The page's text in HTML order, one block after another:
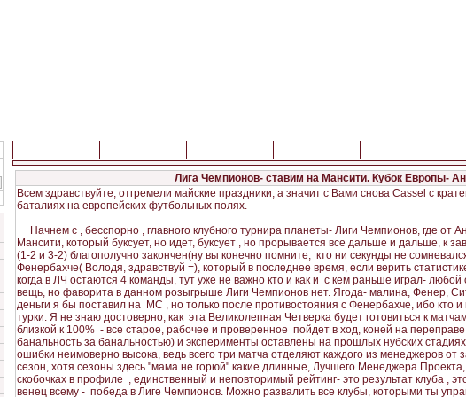
Лига Чемпионов- ставим на Мансити. Кубок Европы-
Всем здравствуйте, отгремели майские праздники, а значит с Вами снова Cassel с
баталиях на европейских футбольных полях.
Начнем с , бесспорно , главного клубного турнира планеты- Лиги Чемпионов, где от
Мансити, который буксует, но идет, буксует , но прорывается все дальше и дальше, к
(1-2 и 3-2) благополучно закончен(ну вы конечно помните, кто ни секунды не
Фенербахче( Володя, здравствуй =), который в последнее время, если верить
когда в ЛЧ остаются 4 команды, тут уже не важно кто и как и с кем раньше играл-
вещь, но фаворита в данном розыгрыше Лиги Чемпионов нет. Ягода- малина, Фенер,
деньги я бы поставил на МС , но только после противостояния с Фенербахче, ибо кто
турки. Я не знаю достоверно, как эта Великолепная Четверка будет готовиться к
близкой к 100% - все старое, рабочее и проверенное пойдет в ход, коней на
банальность за банальностью) и эксперименты оставлены на прошлых нубских
ошибки неимоверно высока, ведь всего три матча отделяют каждого из менеджеров от
сезон, хотя сезоны здесь "мама не горюй" какие длинные, Лучшего Менеджера
скобочках в профиле , единственный и неповторимый рейтинг- это результат клуба ,
венец всему - победа в Лиге Чемпионов. Можно развалить все клубы, которыми ты